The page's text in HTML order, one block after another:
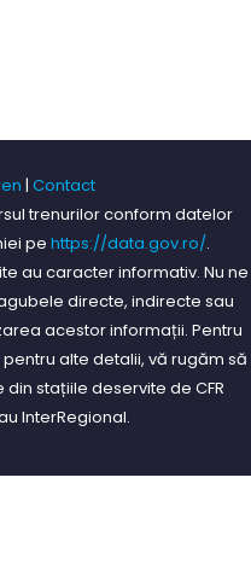
| Contact
trenurilor conform datelor
pe https://data.gov.ro/.
au caracter informativ. Nu ne
directe, indirecte sau
acestor informații. Pentru
alte detalii, vă rugăm să
stațiile deservite de CFR
InterRegional.